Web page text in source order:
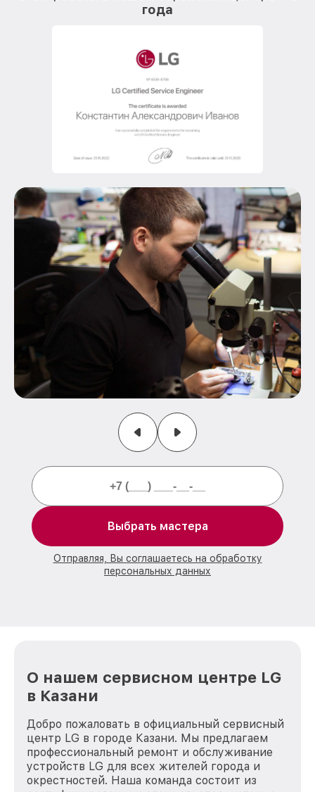
года
Выбрать мастера
Отправляя, Вы соглашаетесь на обработку
персональных данных
О нашем сервисном центре LG
в Казани
Добро пожаловать в официальный сервисный
центр LG в городе Казани. Мы предлагаем
профессиональный ремонт и обслуживание
устройств LG для всех жителей города и
окрестностей. Наша команда состоит из